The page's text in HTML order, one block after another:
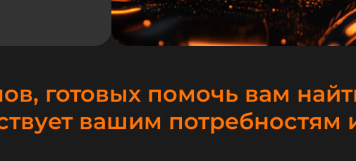
готовых помочь вам
вашим потребностям